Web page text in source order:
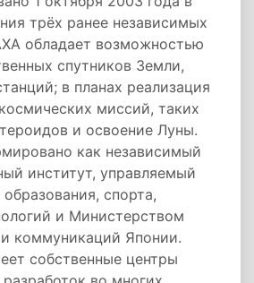
трёх ранее независимых
обладает возможностью
спутников Земли,
в планах реализация
миссий, таких
и освоение Луны.
как независимый
институт, управляемый
спорта,
и Министерством
коммуникаций Японии.
собственные центры